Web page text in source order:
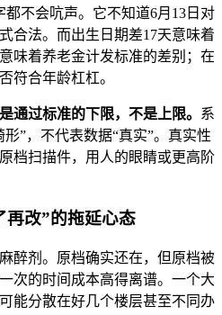
都不会吭声。它不知道6月13日对
合法。而出生日期差17天意味着
味着养老金计发标准的差别；在
符合年龄杠杠。
通过标准的下限，不是上限。 系
”，不代表数据“真实”。真实性
档扫描件，用人的眼睛或更高阶
再改”的拖延心态
醉剂。原档确实还在，但原档被
次的时间成本高得离谱。一个大
能分散在好几个楼层甚至不同办